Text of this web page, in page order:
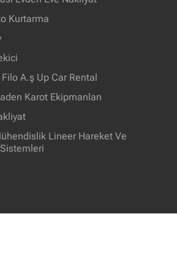
Kurtarma
A.ş Up Car Rental
Karot Ekipmanları
Lineer Hareket Ve